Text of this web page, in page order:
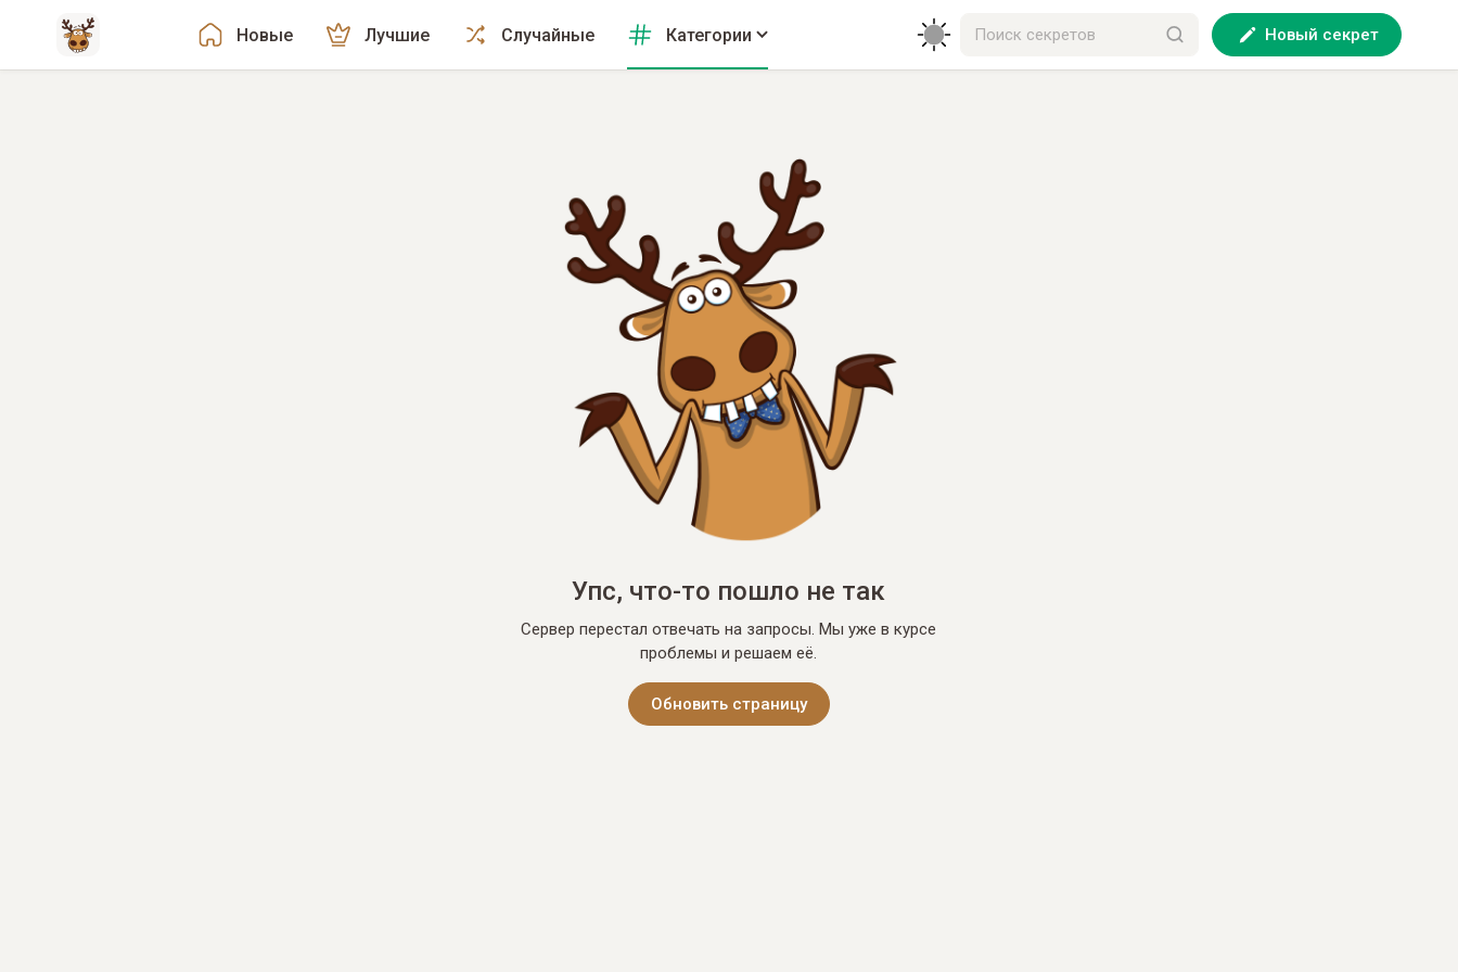
Новые Лучшие Случайные Категории Новый секрет
Упс, что-то пошло не так
Сервер перестал отвечать на запросы. Мы уже в курсе
проблемы и решаем её.
Обновить страницу